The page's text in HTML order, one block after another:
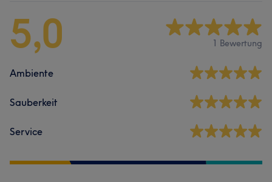
5,0 1 Bewertung
Ambiente
Sauberkeit
Service